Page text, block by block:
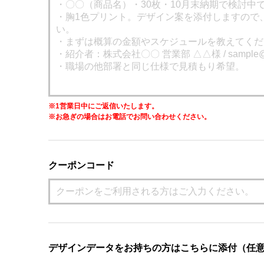
※1営業日中にご返信いたします。
※お急ぎの場合はお電話でお問い合わせください。
クーポンコード
デザインデータをお持ちの方はこちらに添付（任